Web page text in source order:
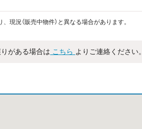
現況（販売中物件）と異なる場合があります。
がある場合は こちら よりご連絡ください。